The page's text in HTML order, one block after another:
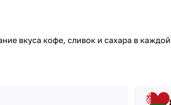
вкуса кофе, сливок и сахара в